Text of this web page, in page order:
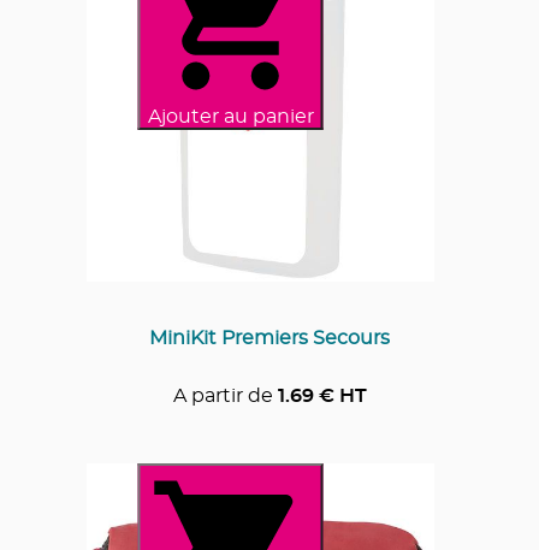
Ajouter au panier
MiniKit Premiers Secours
A partir de 1.69€ HT